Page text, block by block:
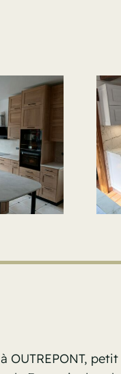
OUTREPONT, petit